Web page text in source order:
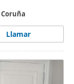
Coruña
Llamar